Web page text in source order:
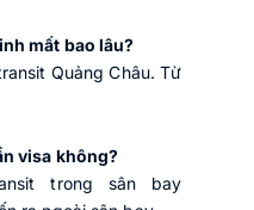
mất bao lâu?
Quảng Châu. Từ
visa không?
trong sân bay